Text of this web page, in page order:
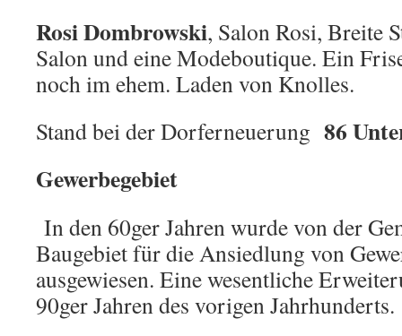
Rosi Dombrowski, Salon Rosi, Breite
Salon und eine Modeboutique. Ein
noch im ehem. Laden von Knolles.
Stand bei der Dorferneuerung 86
Gewerbegebiet
In den 60ger Jahren wurde von der
Baugebiet für die Ansiedlung von
ausgewiesen. Eine wesentliche
90ger Jahren des vorigen Jahrhunderts.